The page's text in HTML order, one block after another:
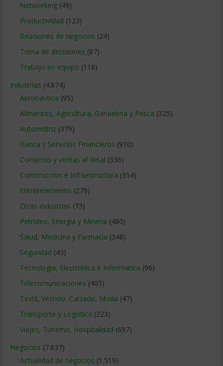
Networking(49)
Productividad (123)
Reuniones de negocios (24)
Toma de decisiones (87)
Trabajo en equipo (118)
Industrias (4.874)
Aeronautica (95)
Alimentos, Agricultura, Ganaderia y Pesca (325)
Automotriz(379)
Banca y Servicios Financieros (910)
Comercio y ventas al detal (336)
Construccion e Infraestructura (314)
Entretenimiento (279)
Otras industrias (73)
Petroleo, Energia y Mineria (480)
Salud, Medicina y Farmacia (348)
Seguridad (43)
Tecnologia, Electronica e Informatica (96)
Telecomunicaciones (405)
Textil, Vestido, Calzado, Moda (47)
Transporte y Logistica (223)
Viajes, Turismo, Hospitalidad (697)
Negocios (7.837)
Actualidad de negocios (1.519)